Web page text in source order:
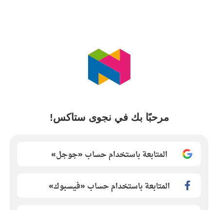
مرحبًا بك في نجوى ستاكس!
المتابعة باستخدام حساب «جوجل»
المتابعة باستخدام حساب «فيسبوك»